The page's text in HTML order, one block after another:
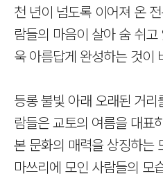
천 년이 넘도록 이어져 온
람들의 마음이 살아 숨 쉬
욱 아름답게 완성하는 것이
등롱 불빛 아래 오래된 거
람들은 교토의 여름을 대표
본 문화의 매력을 상징하는
마쓰리에 모인 사람들의 모